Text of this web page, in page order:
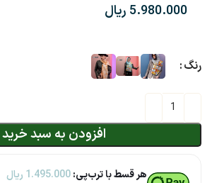
ریال
رنگ
افزودن به سبد خرید
هر قسط با ترب‌پی:1.495.000 ریال